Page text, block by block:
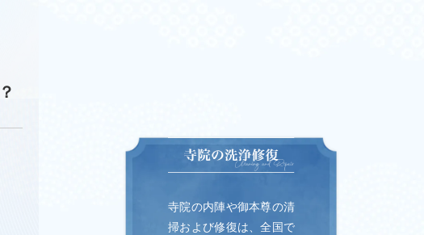
寺院の内陣や御本尊の清
掃および修復は、全国で